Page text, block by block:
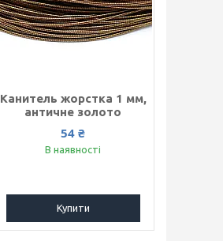
Канитель жорстка 1 мм,
античне золото
54 ₴
В наявності
Купити